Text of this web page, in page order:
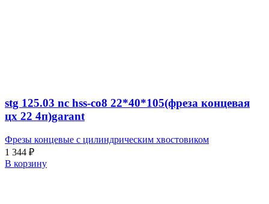
stg 125.03 nc hss-co8 22*40*105(фреза концевая
цх 22 4п)garant
Фрезы концевые с цилиндрическим хвостовиком
1 344 ₽
В корзину